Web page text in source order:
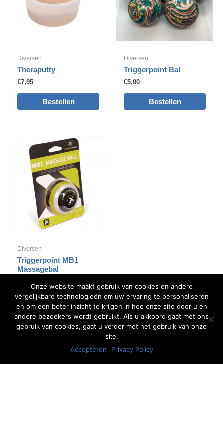
Diversen
Theraputty
€7,95
Bestellen
Diversen
Triggerpoint Bal
€5,00
Bestellen
Diversen
Triggerpoint MB1
Massagebal
Bestellen
Onze website maakt gebruik van cookies en andere
vergelijkbare technologieën om uw ervaring te personaliseren
en om een beter inzicht te krijgen in hoe onze site door u en
andere bezoekers wordt gebruikt. Als u akkoord gaat met ons
gebruik van cookies, gaat u verder met het gebruik van onze
site.
Accepteren
Privacy Policy